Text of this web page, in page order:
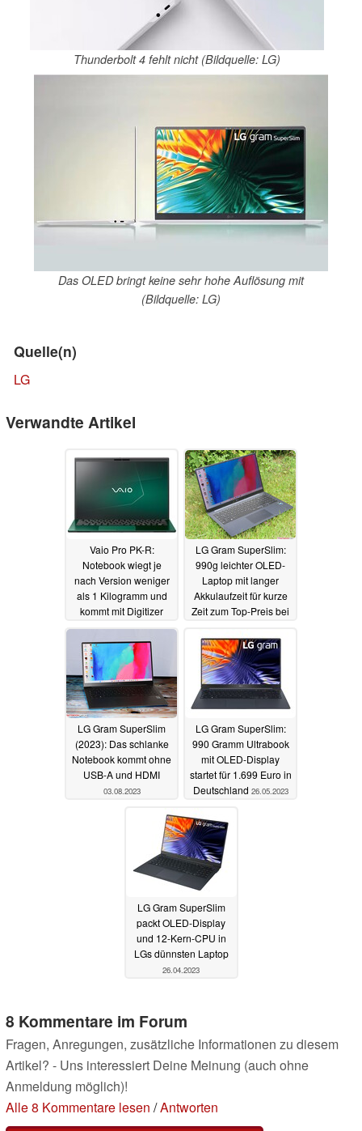
Thunderbolt 4 fehlt nicht (Bildquelle: LG)
Das OLED bringt keine sehr hohe Auflösung mit
(Bildquelle: LG)
Quelle(n)
LG
Verwandte Artikel
Vaio Pro PK-R:
Notebook wiegt je
nach Version weniger
als 1 Kilogramm und
kommt mit Digitizer
03.11.2024
LG Gram SuperSlim:
990g leichter OLED-
Laptop mit langer
Akkulaufzeit für kurze
Zeit zum Top-Preis bei
LG Gram SuperSlim
(2023): Das schlanke
Notebook kommt ohne
USB-A und HDMI
03.08.2023
LG Gram SuperSlim:
990 Gramm Ultrabook
mit OLED-Display
startet für 1.699 Euro in
Deutschland 26.05.2023
LG Gram SuperSlim
packt OLED-Display
und 12-Kern-CPU in
LGs dünnsten Laptop
26.04.2023
8 Kommentare im Forum
Fragen, Anregungen, zusätzliche Informationen zu diesem
Artikel? - Uns interessiert Deine Meinung (auch ohne
Anmeldung möglich)!
Alle 8 Kommentare lesen /Antworten